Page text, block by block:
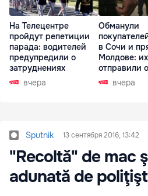
На Телецентре
пройдут репетиции
парада: водителей
предупредили о
затруднениях
вчера
Обманули
в Сочи и
Молдове: их
отправили
РФ вчера
Sputnik 13 сентября 2016, 13:42
"Recoltă" de mac
adunată de